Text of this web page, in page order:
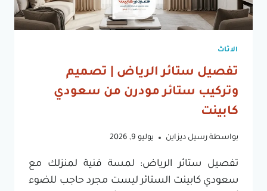
الاثاث
تفصيل ستائر الرياض | تصميم
وتركيب ستائر مودرن من سعودي
كابينت
بواسطة رسيل ديزاين يوليو 9, 2026
تفصيل ستائر الرياض: لمسة فنية لمنزلك مع
سعودي كابينت الستائر ليست مجرد حاجب للضوء